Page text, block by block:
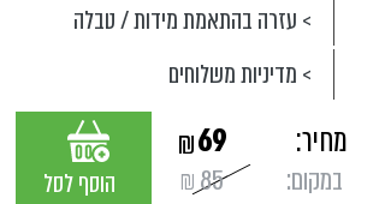
> עזרה בהתאמת מידות / טבלה
> מדיניות משלוחים
הוסף לסל ₪85
₪69
במקום:
מחיר: